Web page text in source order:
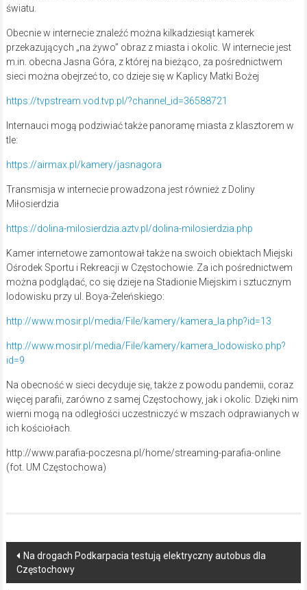
światu.
Obecnie w internecie znaleźć można kilkadziesiąt kamerek
przekazujących „na żywo” obraz z miasta i okolic. W internecie jest
m.in. obecna Jasna Góra, z której na bieżąco, za pośrednictwem
sieci można obejrzeć to, co dzieje się w Kaplicy Matki Bożej
https://tvpstream.vod.tvp.pl/?channel_id=36588721
Internauci mogą podziwiać także panoramę miasta z klasztorem w
tle:
https://airmax.pl/kamery/jasnagora
Transmisja w internecie prowadzona jest również z Doliny
Miłosierdzia
https://dolina-milosierdzia.aztv.pl/dolina-milosierdzia.php
Kamer internetowe zamontował także na swoich obiektach Miejski
Ośrodek Sportu i Rekreacji w Częstochowie. Za ich pośrednictwem
można podglądać, co się dzieje na Stadionie Miejskim i sztucznym
lodowisku przy ul. Boya-Żeleńskiego:
http://www.mosir.pl/media/File/kamery/kamera_la.php?id=13
http://www.mosir.pl/media/File/kamery/kamera_lodowisko.php?
id=9
Na obecność w sieci decyduje się, także z powodu pandemii, coraz
więcej parafii, zarówno z samej Częstochowy, jak i okolic. Dzięki nim
wierni mogą na odległości uczestniczyć w mszach odprawianych w
ich kościołach.
http://www.parafia-poczesna.pl/home/streaming-parafia-online
(fot. UM Częstochowa)
Post
navigation
Na drogach Podkarpacia testują elektryczny autobus dla
Częstochowy